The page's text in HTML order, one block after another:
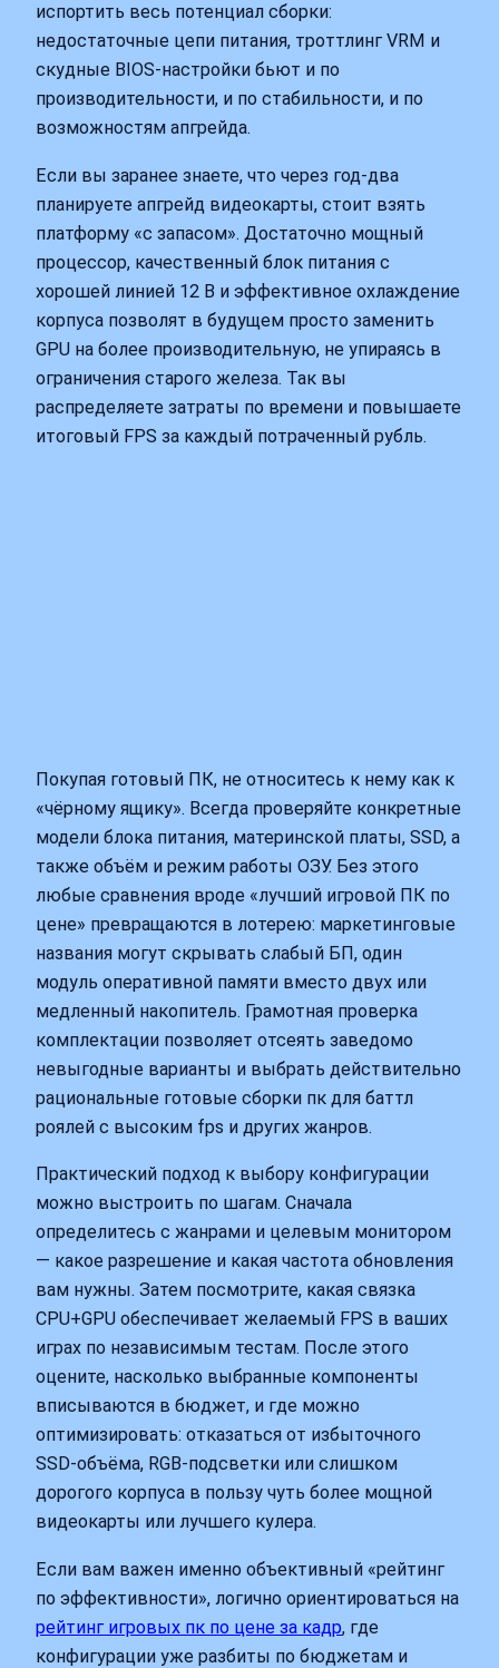
испортить весь потенциал сборки:
недостаточные цепи питания, троттлинг VRM и
скудные BIOS‑настройки бьют и по
производительности, и по стабильности, и по
возможностям апгрейда.
Если вы заранее знаете, что через год-два
планируете апгрейд видеокарты, стоит взять
платформу «с запасом». Достаточно мощный
процессор, качественный блок питания с
хорошей линией 12 В и эффективное охлаждение
корпуса позволят в будущем просто заменить
GPU на более производительную, не упираясь в
ограничения старого железа. Так вы
распределяете затраты по времени и повышаете
итоговый FPS за каждый потраченный рубль.
Покупая готовый ПК, не относитесь к нему как к
«чёрному ящику». Всегда проверяйте конкретные
модели блока питания, материнской платы, SSD, а
также объём и режим работы ОЗУ. Без этого
любые сравнения вроде «лучший игровой ПК по
цене» превращаются в лотерею: маркетинговые
названия могут скрывать слабый БП, один
модуль оперативной памяти вместо двух или
медленный накопитель. Грамотная проверка
комплектации позволяет отсеять заведомо
невыгодные варианты и выбрать действительно
рациональные готовые сборки пк для баттл
роялей с высоким fps и других жанров.
Практический подход к выбору конфигурации
можно выстроить по шагам. Сначала
определитесь с жанрами и целевым монитором
— какое разрешение и какая частота обновления
вам нужны. Затем посмотрите, какая связка
CPU+GPU обеспечивает желаемый FPS в ваших
играх по независимым тестам. После этого
оцените, насколько выбранные компоненты
вписываются в бюджет, и где можно
оптимизировать: отказаться от избыточного
SSD‑объёма, RGB‑подсветки или слишком
дорогого корпуса в пользу чуть более мощной
видеокарты или лучшего кулера.
Если вам важен именно объективный «рейтинг
по эффективности», логично ориентироваться на
рейтинг игровых пк по цене за кадр, где
конфигурации уже разбиты по бюджетам и